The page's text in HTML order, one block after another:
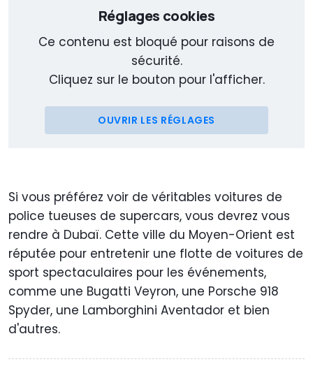
Réglages cookies
Ce contenu est bloqué pour raisons de
sécurité.
Cliquez sur le bouton pour l'afficher.
OUVRIR LES RÉGLAGES
Si vous préférez voir de véritables voitures de
police tueuses de supercars, vous devrez vous
rendre à Dubaï. Cette ville du Moyen-Orient est
réputée pour entretenir une flotte de voitures de
sport spectaculaires pour les événements,
comme une Bugatti Veyron, une Porsche 918
Spyder, une Lamborghini Aventador et bien
d'autres.